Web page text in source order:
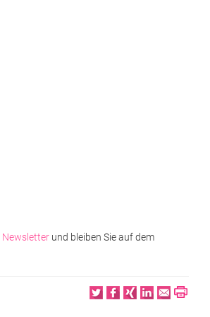
Newsletter und bleiben Sie auf dem
Twitter
Facebook
XING
LinkedIn
Email
Print